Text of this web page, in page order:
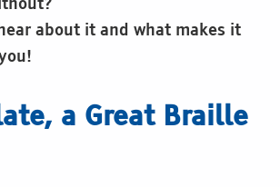
about it and what makes it
a Great Braille